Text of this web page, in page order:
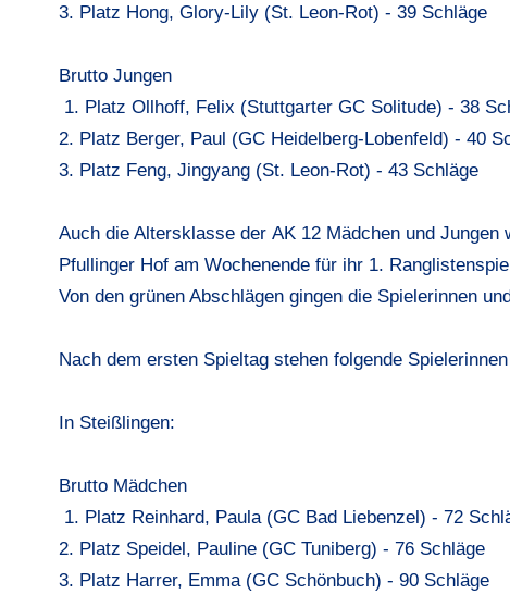
3. Platz Hong, Glory-Lily (St. Leon-Rot) - 39 Schläge
Brutto Jungen
1. Platz Ollhoff, Felix (Stuttgarter GC Solitude) - 38
2. Platz Berger, Paul (GC Heidelberg-Lobenfeld) - 40
3. Platz Feng, Jingyang (St. Leon-Rot) - 43 Schläge
Auch die Altersklasse der AK 12Mädchen und Jungen
Pfullinger Hof am Wochenende für ihr 1.
Von den grünen Abschlägen gingen die Spielerinnen
Nach dem ersten Spieltag stehen folgende
In Steißlingen:
Brutto Mädchen
1. Platz Reinhard, Paula (GC Bad Liebenzel) - 72
2. Platz Speidel, Pauline (GC Tuniberg) - 76 Schläge
3. Platz Harrer, Emma (GC Schönbuch) - 90 Schläge